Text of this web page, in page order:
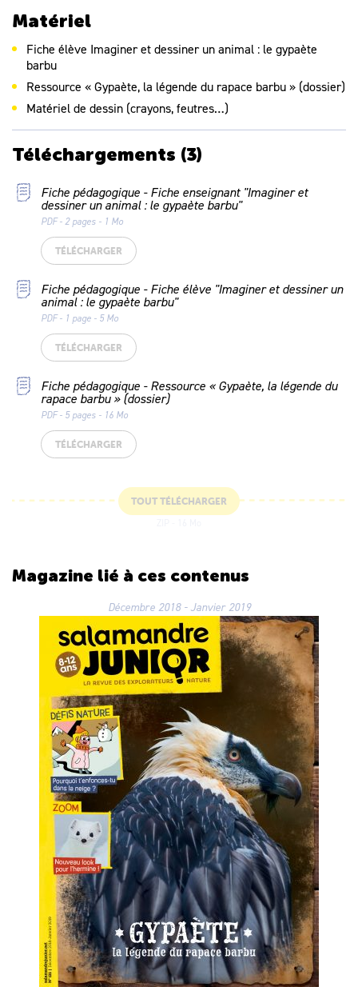
Matériel
Fiche élève Imaginer et dessiner un animal : le gypaète
barbu
Ressource « Gypaète, la légende du rapace barbu » (dossier)
Matériel de dessin (crayons, feutres…)
Téléchargements (3)
Fiche pédagogique - Fiche enseignant "Imaginer et
dessiner un animal : le gypaète barbu"
PDF - 2 pages - 1 Mo
TÉLÉCHARGER
Fiche pédagogique - Fiche élève "Imaginer et dessiner un
animal : le gypaète barbu"
PDF - 1 page - 5 Mo
TÉLÉCHARGER
Fiche pédagogique - Ressource « Gypaète, la légende du
rapace barbu » (dossier)
PDF - 5 pages - 16 Mo
TÉLÉCHARGER
TOUT TÉLÉCHARGER
Magazine lié à ces contenus
Décembre 2018 - Janvier 2019